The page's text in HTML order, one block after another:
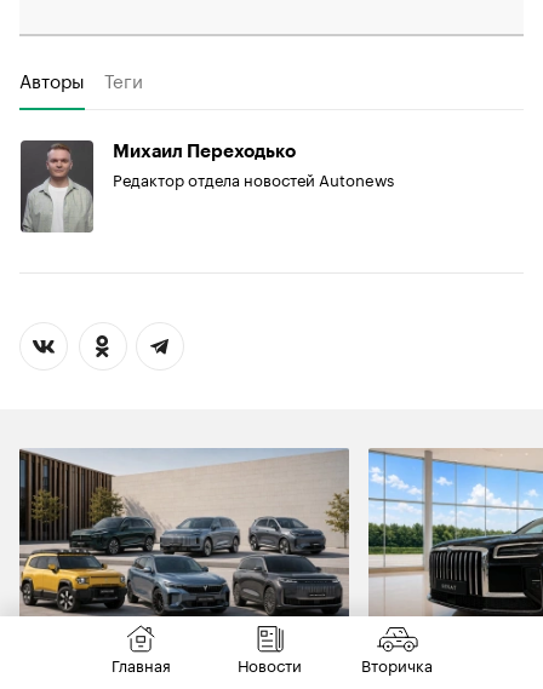
Авторы Теги
Михаил Переходько
Редактор отдела новостей Autonews
НОВИНКИ
Главная Новости Вторичка